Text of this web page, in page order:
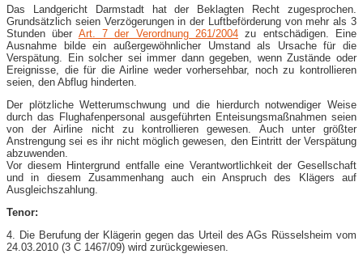
Das Landgericht Darmstadt hat der Beklagten Recht zugesprochen.
Grundsätzlich seien Verzögerungen in der Luftbeförderung von mehr als 3
Stunden über Art. 7 der Verordnung 261/2004 zu entschädigen. Eine
Ausnahme bilde ein außergewöhnlicher Umstand als Ursache für die
Verspätung. Ein solcher sei immer dann gegeben, wenn Zustände oder
Ereignisse, die für die Airline weder vorhersehbar, noch zu kontrollieren
seien, den Abflug hinderten.
Der plötzliche Wetterumschwung und die hierdurch notwendiger Weise
durch das Flughafenpersonal ausgeführten Enteisungsmaßnahmen seien
von der Airline nicht zu kontrollieren gewesen. Auch unter größter
Anstrengung sei es ihr nicht möglich gewesen, den Eintritt der Verspätung
abzuwenden.
Vor diesem Hintergrund entfalle eine Verantwortlichkeit der Gesellschaft
und in diesem Zusammenhang auch ein Anspruch des Klägers auf
Ausgleichszahlung.
Tenor:
4. Die Berufung der Klägerin gegen das Urteil des AGs Rüsselsheim vom
24.03.2010 (3 C 1467/09) wird zurückgewiesen.